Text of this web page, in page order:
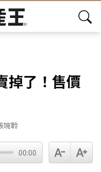
掉了！售價
琬聆
00:00